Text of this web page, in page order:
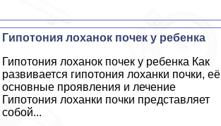
Гипотония лоханок почек у ребенка
Гипотония лоханок почек у ребенка Как
развивается гипотония лоханки почки, её
основные проявления и лечение
Гипотония лоханки почки представляет
собой...